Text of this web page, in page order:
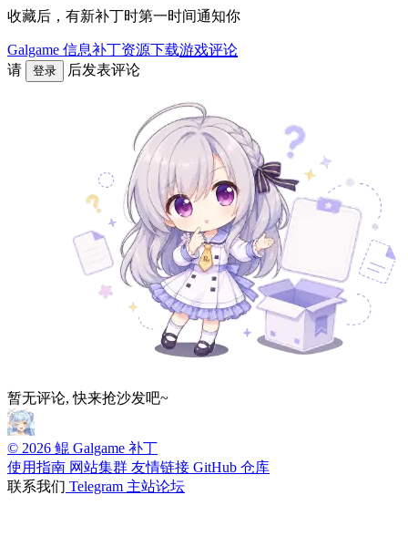
收藏后，有新补丁时第一时间通知你
Galgame 信息补丁资源下载游戏评论
请
登录 后发表评论
暂无评论, 快来抢沙发吧~
© 2026 鲲 Galgame 补丁
使用指南 网站集群 友情链接 GitHub 仓库
联系我们 Telegram 主站论坛